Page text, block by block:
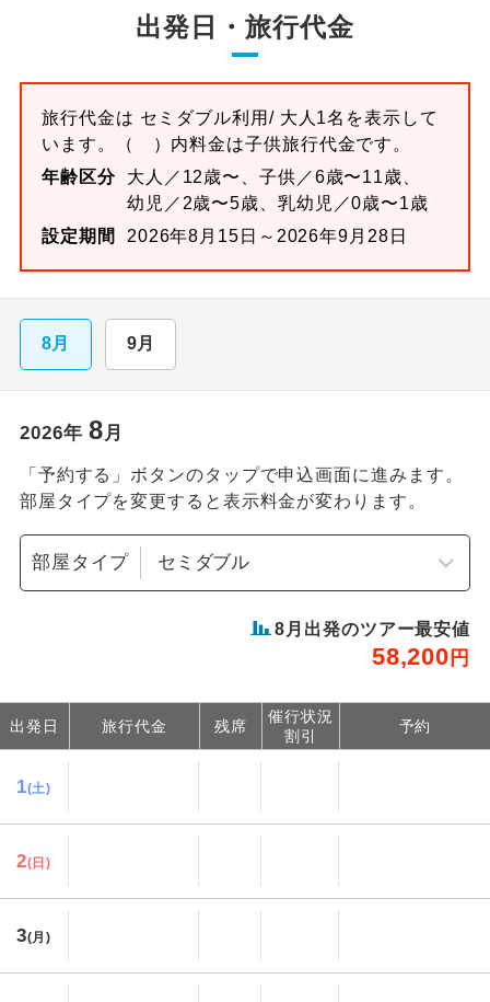
出発日・旅行代金
旅行代金は セミダブル利用/ 大人1名を表示して
います。
（ ）内料金は子供旅行代金です。
年齢区分
大人／12歳〜、子供／6歳〜11歳、
幼児／2歳〜5歳、乳幼児／0歳〜1歳
設定期間
2026年8月15日～2026年9月28日
8月 9月
2026年 8月
「予約する」ボタンのタップで申込画面に進みます。
部屋タイプを変更すると表示料金が変わります。
部屋タイプ
8 月出発のツアー最安値
58,200 円
出発日 旅行代金 残席
催行状況
割引
予約
1(土)
2(日)
3(月)